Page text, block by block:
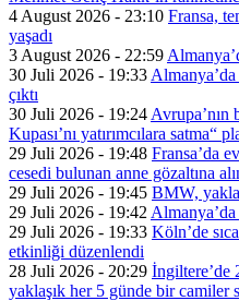
4 August 2026 - 23:10 Fransa,
yaşadı
3 August 2026 - 22:59
30 Juli 2026 - 19:33
çıktı
30 Juli 2026 - 19:24 Avrupa’nın
Kupası’nı yatırımcılara satma“
29 Juli 2026 - 19:48 Fransa’da
cesedi bulunan anne gözaltına
29 Juli 2026 - 19:45 BMW,
29 Juli 2026 - 19:42
29 Juli 2026 - 19:33 Köln’de
etkinliği düzenlendi
28 Juli 2026 - 20:29 İngiltere’de
yaklaşık her 5 günde bir camiler